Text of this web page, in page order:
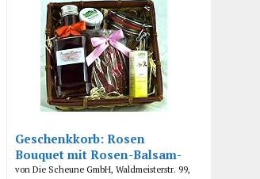
Geschenkkorb: Rosen
Bouquet mit Rosen-Balsam-
Essig, Rosensalz, Rosen-
von Die Scheune GmbH, Waldmeisterstr. 99,